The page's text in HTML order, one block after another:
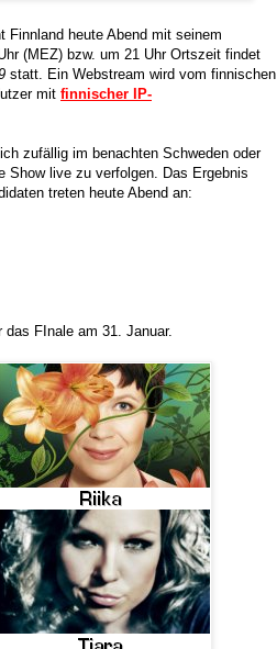
Finnland heute Abend mit seinem
(MEZ) bzw. um 21 Uhr Ortszeit findet
statt. Ein Webstream wird vom finnischen
mit finnischer IP-
zufällig im benachten Schweden oder
Show live zu verfolgen. Das Ergebnis
treten heute Abend an:
FInale am 31. Januar.